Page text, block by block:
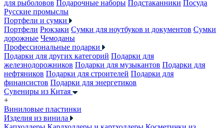
для рыболовов Подарочные наборы Подстаканники Посуда
Русские промыслы
Портфели и сумки
Портфели Рюкзаки Сумки для ноутбуков и документов Сумки
дорожные Чемоданы
Профессиональные подарки
Подарки для других категорий Подарки для
железнодорожников Подарки для музыкантов Подарки для
нефтяников Подарки для строителей Подарки для
финансистов Подарки для энергетиков
Сувениры из Китая
+
Виниловые пластинки
Изделия из винила